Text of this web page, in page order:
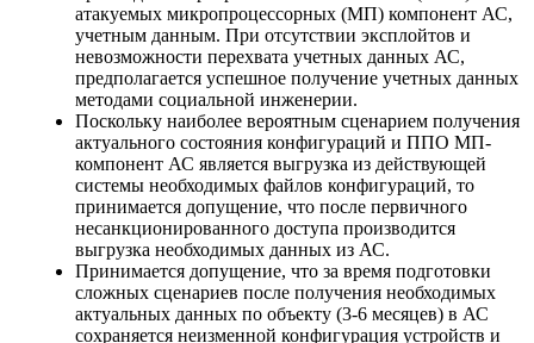
атакуемых микропроцессорных (МП) компонент АС,
учетным данным. При отсутствии эксплойтов и
невозможности перехвата учетных данных АС,
предполагается успешное получение учетных данных
методами социальной инженерии.
Поскольку наиболее вероятным сценарием получения
актуального состояния конфигураций и ППО МП-
компонент АС является выгрузка из действующей
системы необходимых файлов конфигураций, то
принимается допущение, что после первичного
несанкционированного доступа производится
выгрузка необходимых данных из АС.
Принимается допущение, что за время подготовки
сложных сценариев после получения необходимых
актуальных данных по объекту (3-6 месяцев) в АС
сохраняется неизменной конфигурация устройств и